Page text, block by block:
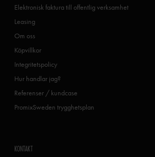
Elektronisk faktura till offentlig verksamhet
Leasing
Om oss
Köpvillkor
Integritetspolicy
Hur handlar jag?
Referenser / kundcase
PromixSweden trygghetsplan
KONTAKT